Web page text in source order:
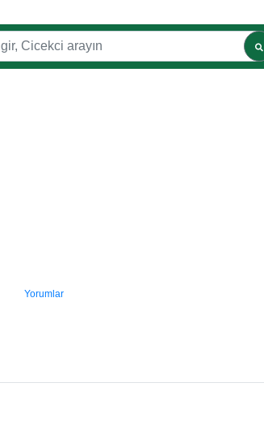
Yorumlar